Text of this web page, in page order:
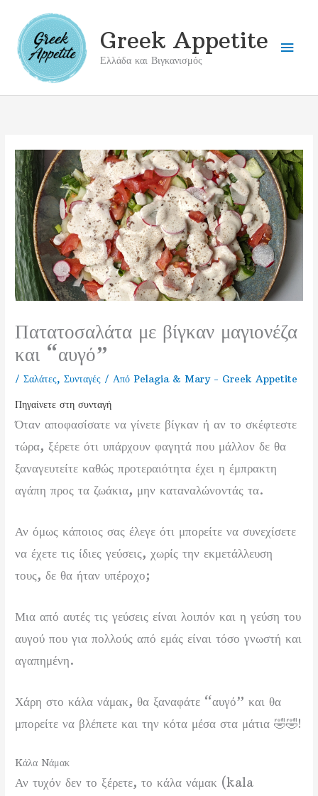
περιεχόμενο
Greek Appetite
Ελλάδα και Βιγκανισμός
Πατατοσαλάτα με βίγκαν μαγιονέζα
και “αυγό”
/Σαλάτες,Συνταγές / ΑπόPelagia & Mary - Greek Appetite
Πηγαίνετε στη συνταγή
Όταν αποφασίσατε να γίνετε βίγκαν ή αν το σκέφτεστε
τώρα, ξέρετε ότι υπάρχουν φαγητά που μάλλον δε θα
ξαναγευτείτε καθώς προτεραιότητα έχει η έμπρακτη
αγάπη προς τα ζωάκια, μην καταναλώνοντάς τα.
Αν όμως κάποιος σας έλεγε ότι μπορείτε να συνεχίσετε
να έχετε τις ίδιες γεύσεις, χωρίς την εκμετάλλευση
τους, δε θα ήταν υπέροχο;
Μια από αυτές τις γεύσεις είναι λοιπόν και η γεύση του
αυγού που για πολλούς από εμάς είναι τόσο γνωστή και
αγαπημένη.
Χάρη στο κάλα νάμακ, θα ξαναφάτε “αυγό” και θα
μπορείτε να βλέπετε και την κότα μέσα στα μάτια 🤣🤣!
Kάλα Nάμακ
Αν τυχόν δεν το ξέρετε, το κάλα νάμακ (kala